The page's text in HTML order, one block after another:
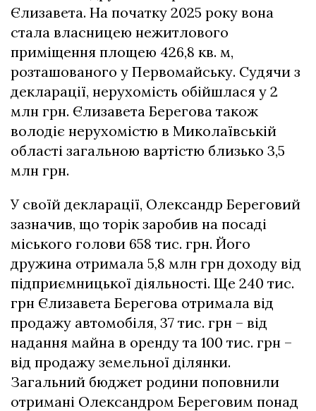
Єлизавета. На початку 2025 року вона
стала власницею нежитлового
приміщення площею 426,8 кв. м,
розташованого у Первомайську. Судячи з
декларації, нерухомість обійшлася у 2
млн грн. Єлизавета Берегова також
володіє нерухомістю в Миколаївській
області загальною вартістю близько 3,5
млн грн.
У своїй декларації, Олександр Береговий
зазначив, що торік заробив на посаді
міського голови 658 тис. грн. Його
дружина отримала 5,8 млн грн доходу від
підприємницької діяльності. Ще 240 тис.
грн Єлизавета Берегова отримала від
продажу автомобіля, 37 тис. грн – від
надання майна в оренду та 100 тис. грн –
від продажу земельної ділянки.
Загальний бюджет родини поповнили
отримані Олександром Береговим понад